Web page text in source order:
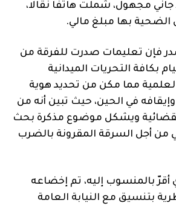
مجهول، شملت هاتفا نقالا،
بها مبلغ مالي.
فإن تعليمات صدرت للفرقة من
بكافة التحريات الميدانية
مما مكن من تحديد هوية
في الحين، حيث تبين أنه من
ويشكل موضوع مذكرة بحث
من أجل السرقة المقرونة بالضرب
أقرّ بالمنسوب إليه، تم إخضاعه
بتنسيق مع النيابة العامة